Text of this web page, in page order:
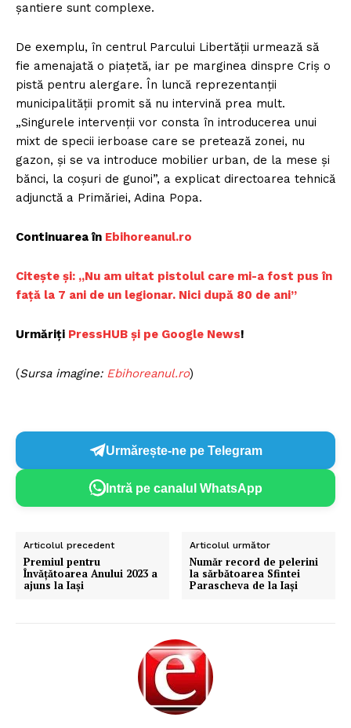
șantiere sunt complexe.
De exemplu, în centrul Parcului Libertății urmează să
fie amenajată o piațetă, iar pe marginea dinspre Criș o
pistă pentru alergare. În luncă reprezentanții
municipalității promit să nu intervină prea mult.
„Singurele intervenții vor consta în introducerea unui
mixt de specii ierboase care se pretează zonei, nu
gazon, şi se va introduce mobilier urban, de la mese şi
bănci, la coșuri de gunoi”, a explicat directoarea tehnică
adjunctă a Primăriei, Adina Popa.
Continuarea în Ebihoreanul.ro
Citește și: „Nu am uitat pistolul care mi-a fost pus în
față la 7 ani de un legionar. Nici după 80 de ani”
Urmăriți PressHUB și pe Google News!
(Sursa imagine: Ebihoreanul.ro)
Urmărește-ne pe Telegram
Intră pe canalul WhatsApp
Articolul precedent
Premiul pentru
Învăţătoarea Anului 2023 a
ajuns la Iaşi
Articolul următor
Număr record de pelerini
la sărbătoarea Sfintei
Parascheva de la Iași